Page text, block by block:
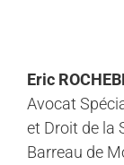
Eric
Avocat
et Droit de la
Barreau de